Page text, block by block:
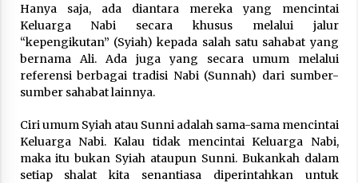
Hanya saja, ada diantara mereka yang mencintai
Keluarga Nabi secara khusus melalui jalur
“kepengikutan” (Syiah) kepada salah satu sahabat yang
bernama Ali. Ada juga yang secara umum melalui
referensi berbagai tradisi Nabi (Sunnah) dari sumber-
sumber sahabat lainnya.
Ciri umum Syiah atau Sunni adalah sama-sama mencintai
Keluarga Nabi. Kalau tidak mencintai Keluarga Nabi,
maka itu bukan Syiah ataupun Sunni. Bukankah dalam
setiap shalat kita senantiasa diperintahkan untuk